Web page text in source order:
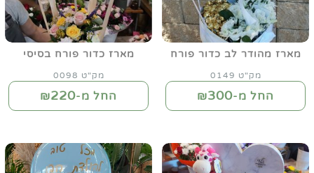
מארז מהודר לב כדור פורח
מק"ט 0149
החל מ-₪300
מארז כדור פורח בסיסי
מק"ט 0098
החל מ-₪220